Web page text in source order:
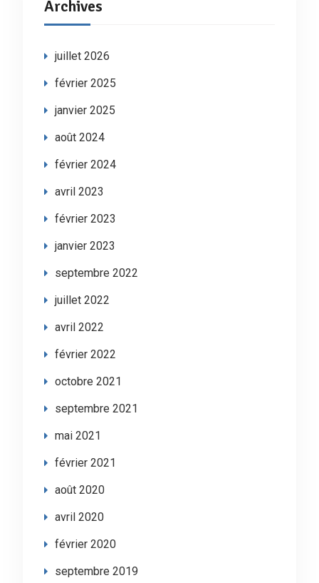
Archives
juillet 2026
février 2025
janvier 2025
août 2024
février 2024
avril 2023
février 2023
janvier 2023
septembre 2022
juillet 2022
avril 2022
février 2022
octobre 2021
septembre 2021
mai 2021
février 2021
août 2020
avril 2020
février 2020
septembre 2019